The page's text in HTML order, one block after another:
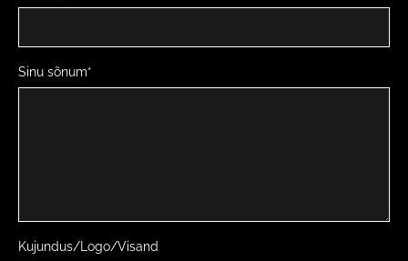
Sinu sõnum
Kujundus/Logo/Visand